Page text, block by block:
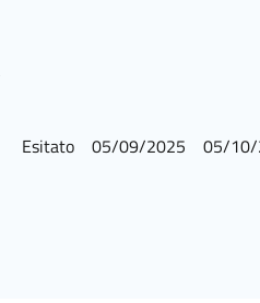
Esitato 05/09/2025 05/